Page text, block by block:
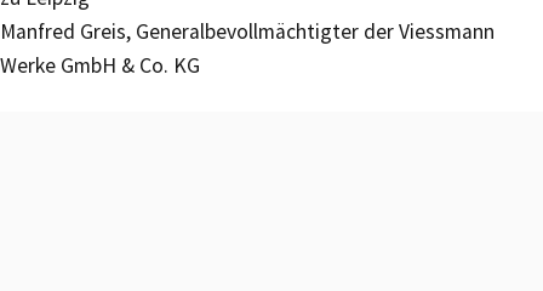
Manfred Greis, Generalbevollmächtigter der Viessmann
Werke GmbH & Co. KG